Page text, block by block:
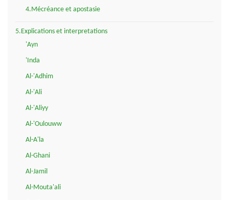
4.Mécréance et apostasie
5.Explications et interpretations
'Ayn
'Inda
Al-'Adhim
Al-'Ali
Al-'Aliyy
Al-'Oulouww
Al-A'la
Al-Ghani
Al-Jamil
Al-Mouta'ali